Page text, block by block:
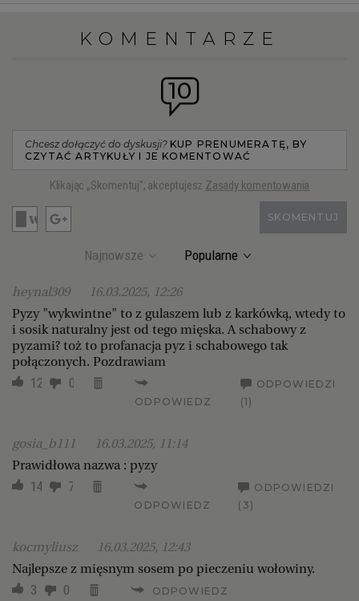
KOMENTARZE
10
Chcesz dołączyć do dyskusji? KUP PRENUMERATĘ, BY
CZYTAĆ ARTYKUŁY I JE KOMENTOWAĆ
Klikając „Skomentuj”, akceptujesz Zasady komentowania
SKOMENTUJ
Najnowsze Popularne
heynal309
16.03.2025, 12:26
Pyzy "wykwintne" to z gulaszem lub z karkówką, wtedy to
i sosik naturalny jest od tego mięska. A schabowy z
pyzami? toż to profanacja pyz i schabowego tak
połączonych. Pozdrawiam
12 0
ODPOWIEDZ
ODPOWIEDZI
(1)
gosia_b111
16.03.2025, 11:14
Prawidłowa nazwa : pyzy
14 7
ODPOWIEDZ
ODPOWIEDZI
(3)
kocmyliusz
16.03.2025, 12:43
Najlepsze z mięsnym sosem po pieczeniu wołowiny.
3 0 ODPOWIEDZ